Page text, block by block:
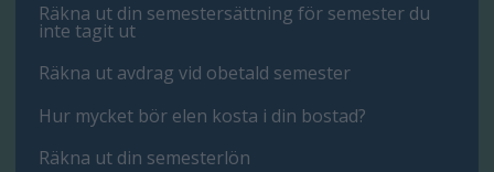
Räkna ut din semestersättning för semester du
inte tagit ut
Räkna ut avdrag vid obetald semester
Hur mycket bör elen kosta i din bostad?
Räkna ut din semesterlön